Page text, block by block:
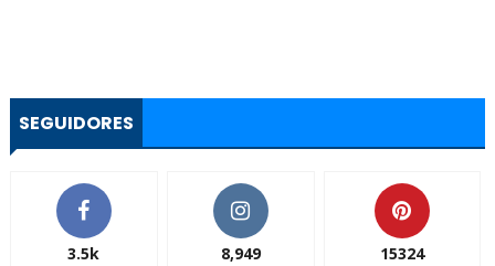
SEGUIDORES
3.5k 8,949 15324